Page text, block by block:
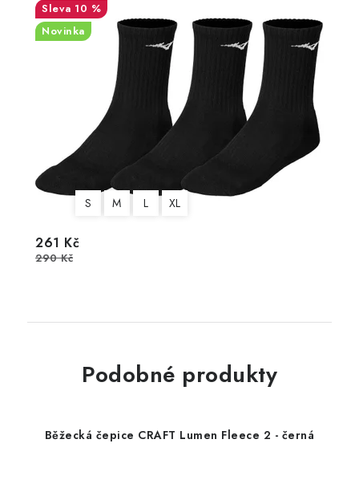
10 %
Novinka
S M L XL
261 Kč
290 Kč
Podobné produkty
Běžecká čepice CRAFT Lumen Fleece 2 - černá